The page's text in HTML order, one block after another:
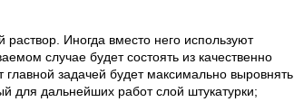
раствор. Иногда вместо него используют
случае будет состоять из качественно
главной задачей будет максимально выровнять
для дальнейших работ слой штукатурки;